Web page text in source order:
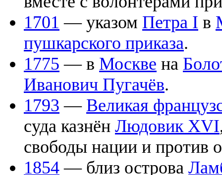
1701 — указом Петра I в
пушкарского приказа.
1775 — в Москве на
Иванович Пугачёв.
1793 — Великая
суда казнён Людовик XVI
свободы нации и против
1854 — близ острова